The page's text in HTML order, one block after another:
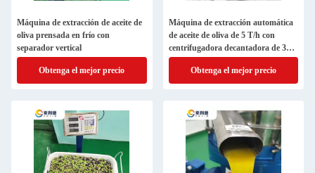
Máquina de extracción de aceite de
oliva prensada en frío con
separador vertical
Obtenga el mejor precio
Máquina de extracción automática
de aceite de oliva de 5 T/h con
centrifugadora decantadora de 3
fases
Obtenga el mejor precio